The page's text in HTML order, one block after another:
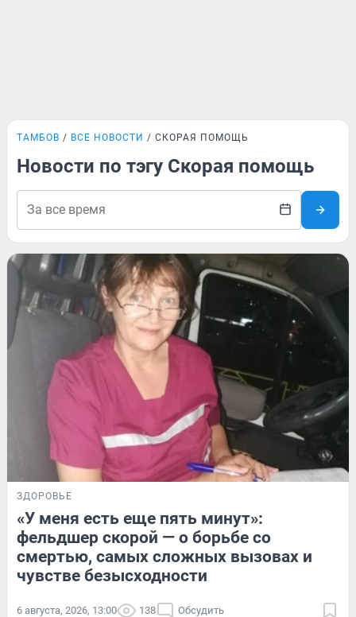
ТАМБОВ ВСЕ НОВОСТИ СКОРАЯ ПОМОЩЬ
Новости по тэгу Скорая помощь
ЗДОРОВЬЕ
«У меня есть еще пять минут»:
фельдшер скорой — о борьбе со
смертью, самых сложных вызовах и
чувстве безысходности
6 августа, 2026, 13:00 138 Обсудить